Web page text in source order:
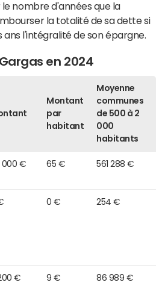
nombre d'années que la
la totalité de sa dette si
ans l'intégralité de son épargne.
en 2024
Montant
par
habitant
Moyenne
communes
de 500 à 2
000
habitants
000 € 65 € 561 288 €
0 € 254 €
€ 9 € 86 989 €